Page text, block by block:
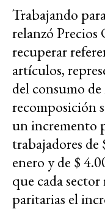
Trabajando
relanzó
recuperar
artículos,
del consumo
recomposición
un incremento
trabajadores de
enero y de $
que cada
paritarias el